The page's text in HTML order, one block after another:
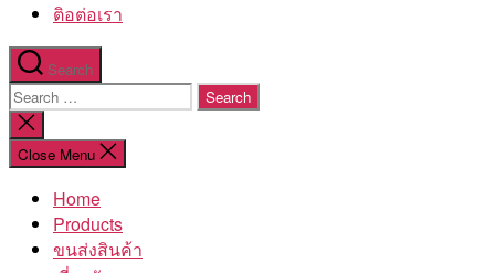
ติอต่อเรา
Search
Search
for:
Close
search
Close Menu
Home
Products
ขนส่งสินค้า